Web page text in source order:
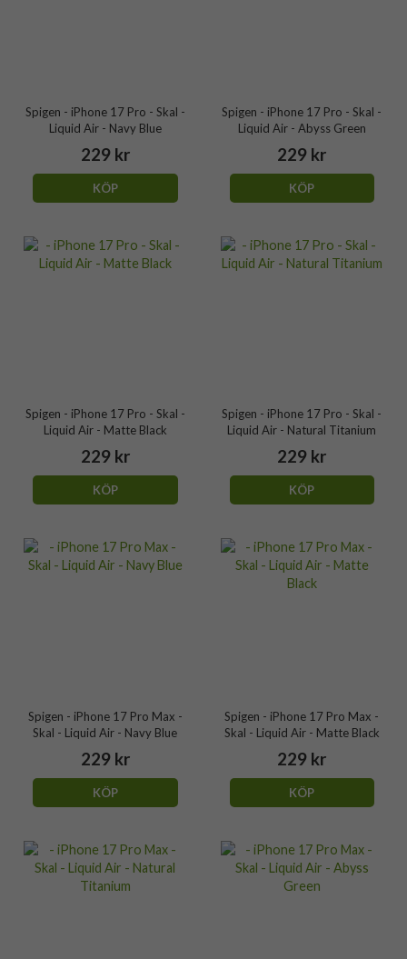
Spigen - iPhone 17 Pro - Skal -
Liquid Air - Navy Blue
229 kr
KÖP
Spigen - iPhone 17 Pro - Skal -
Liquid Air - Abyss Green
229 kr
KÖP
Spigen - iPhone 17 Pro - Skal -
Liquid Air - Matte Black
229 kr
KÖP
Spigen - iPhone 17 Pro - Skal -
Liquid Air - Natural Titanium
229 kr
KÖP
Spigen - iPhone 17 Pro Max -
Skal - Liquid Air - Navy Blue
229 kr
KÖP
Spigen - iPhone 17 Pro Max -
Skal - Liquid Air - Matte Black
229 kr
KÖP